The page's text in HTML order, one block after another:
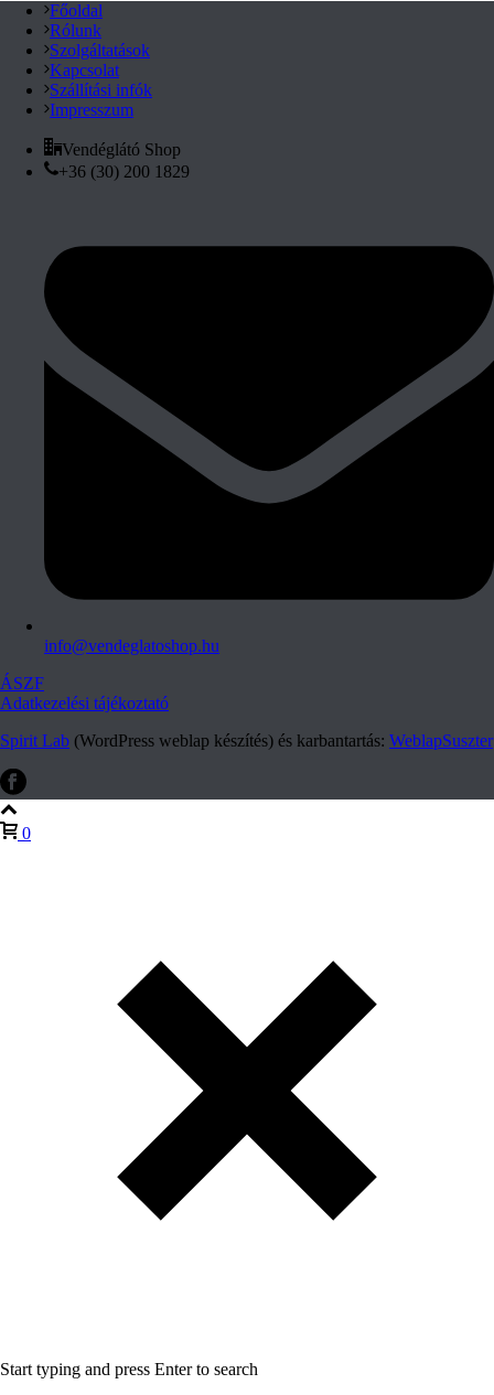
Főoldal
Rólunk
Szolgáltatások
Kapcsolat
Szállítási infók
Impresszum
Vendéglátó Shop
+36 (30) 200 1829
info@vendeglatoshop.hu
ÁSZF
Adatkezelési tájékoztató
Spirit Lab (WordPress weblap készítés) és karbantartás: WeblapSuszter
0
Start typing and press Enter to search